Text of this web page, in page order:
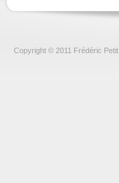
Copyright © 2011 Frédéric Petit